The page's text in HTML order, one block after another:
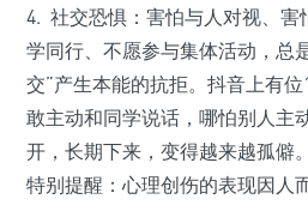
4. 社交恐惧：害怕与人对视、害
学同行、不愿参与集体活动，总
交”产生本能的抗拒。抖音上有
敢主动和同学说话，哪怕别人主
开，长期下来，变得越来越孤僻。
特别提醒：心理创伤的表现因人